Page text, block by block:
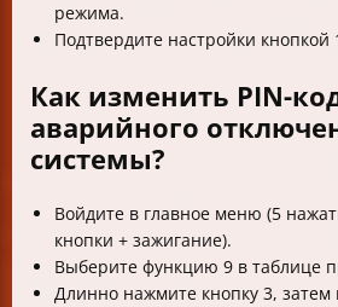
режима.
Подтвердите настройки кнопкой
Как изменить PIN-
аварийного
системы?
Войдите в главное меню (5
кнопки + зажигание).
Выберите функцию 9 в таблице
Длинно нажмите кнопку 3, затем